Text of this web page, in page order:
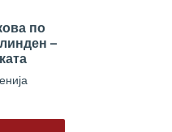
по
–